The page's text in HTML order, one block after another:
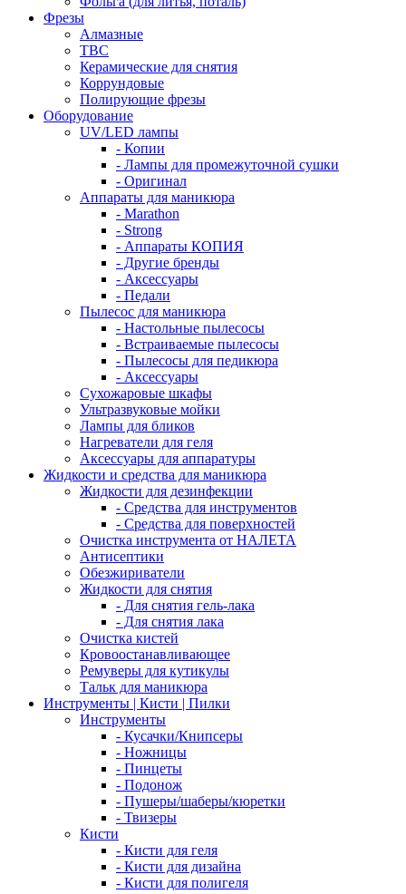
Фрезы
Алмазные
ТВС
Керамические для снятия
Коррундовые
Полирующие фрезы
Оборудование
UV/LED лампы
- Копии
- Лампы для промежуточной сушки
- Оригинал
Аппараты для маникюра
- Marathon
- Strong
- Аппараты КОПИЯ
- Другие бренды
- Аксессуары
- Педали
Пылесос для маникюра
- Настольные пылесосы
- Встраиваемые пылесосы
- Пылесосы для педикюра
- Аксессуары
Сухожаровые шкафы
Ультразвуковые мойки
Лампы для бликов
Нагреватели для геля
Аксессуары для аппаратуры
Жидкости и средства для маникюра
Жидкости для дезинфекции
- Средства для инструментов
- Средства для поверхностей
Очистка инструмента от НАЛЕТА
Антисептики
Обезжириватели
Жидкости для снятия
- Для снятия гель-лака
- Для снятия лака
Очистка кистей
Кровоостанавливающее
Ремуверы для кутикулы
Тальк для маникюра
Инструменты | Кисти | Пилки
Инструменты
- Кусачки/Книпсеры
- Ножницы
- Пинцеты
- Подонож
- Пушеры/шаберы/кюретки
- Твизеры
Кисти
- Кисти для геля
- Кисти для дизайна
- Кисти для полигеля